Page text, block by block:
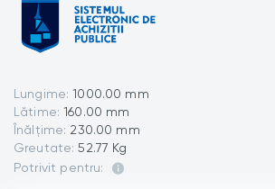
Lungime: 1000.00 mm
Lătime: 160.00 mm
Înălțime: 230.00 mm
Greutate: 52.77 Kg
Potrivit pentru: